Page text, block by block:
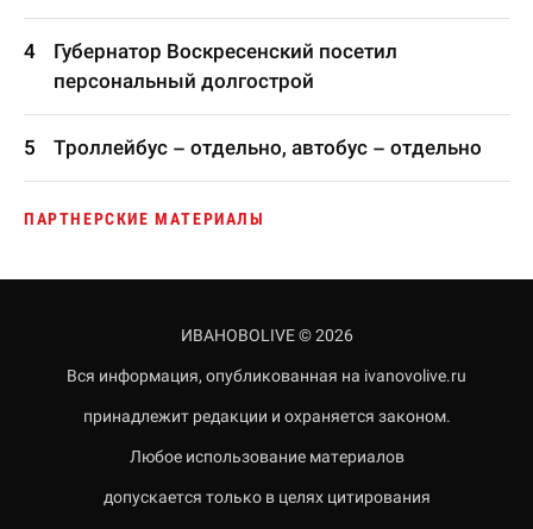
Губернатор Воскресенский посетил
персональный долгострой
Троллейбус – отдельно, автобус – отдельно
ПАРТНЕРСКИЕ МАТЕРИАЛЫ
ИВАНОВОLIVE © 2026
Вся информация, опубликованная на ivanovolive.ru
принадлежит редакции и охраняется законом.
Любое использование материалов
допускается только в целях цитирования